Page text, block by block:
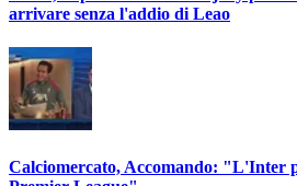
arrivare senza l'addio di Leao
Calciomercato, Accomando: "L'Inter